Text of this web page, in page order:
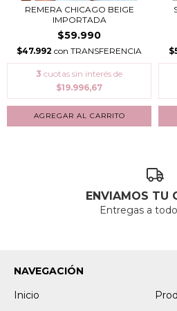
REMERA CHICAGO BEIGE
IMPORTADA
$59.990
$47.992 con TRANSFERENCIA
3 cuotas sin interés de
$19.996,67
AGREGAR AL CARRITO
ENVIAMOS TU
Entregas a
NAVEGACIÓN
Inicio